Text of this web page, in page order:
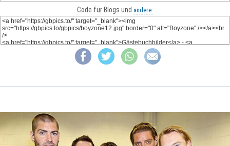
Code für Blogs und andere: